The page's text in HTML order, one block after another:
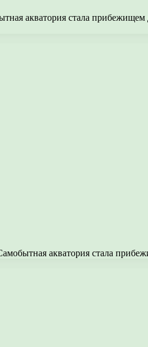
акватория стала
Самобытная акватория стала